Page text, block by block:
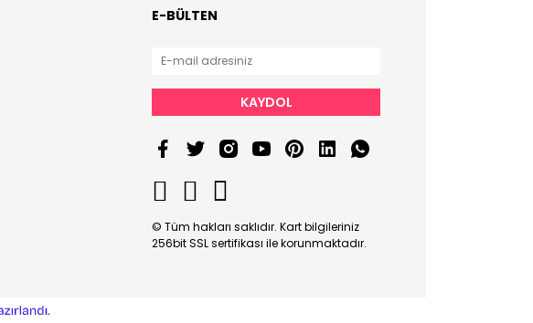
E-BÜLTEN
KAYDOL
© Tüm hakları saklıdır. Kart bilgileriniz
256bit SSL sertifikası ile korunmaktadır.